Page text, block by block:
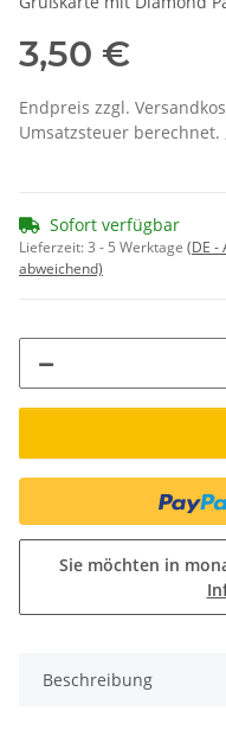
3,50 €
Endpreis zzgl.
Umsatzsteuer berechnet.
Sofort verfügbar
Lieferzeit:3 - 5 Werktage (DE -
abweichend)
Sie möchten in
Beschreibung